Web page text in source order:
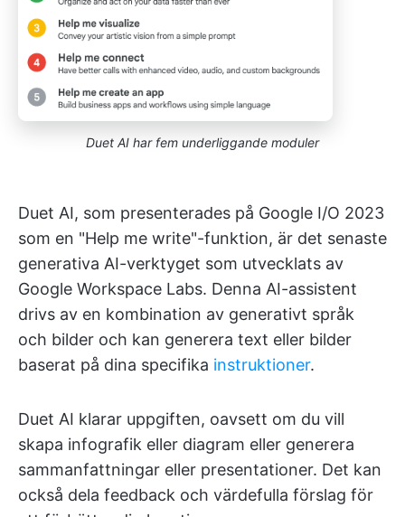
Duet AI har fem underliggande moduler
Duet AI, som presenterades på Google I/O 2023
som en "Help me write"-funktion, är det senaste
generativa AI-verktyget som utvecklats av
Google Workspace Labs. Denna AI-assistent
drivs av en kombination av generativt språk
och bilder och kan generera text eller bilder
baserat på dina specifika instruktioner.
Duet AI klarar uppgiften, oavsett om du vill
skapa infografik eller diagram eller generera
sammanfattningar eller presentationer. Det kan
också dela feedback och värdefulla förslag för